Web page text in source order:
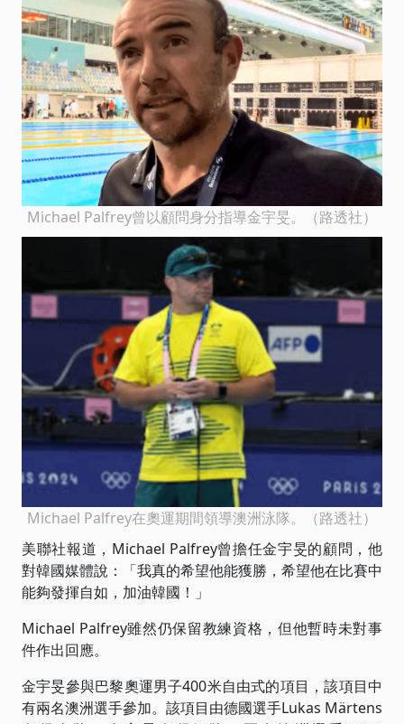
Michael Palfrey曾以顧問身分指導金宇旻。（路透社）
Michael Palfrey在奧運期間領導澳洲泳隊。（路透社）
美聯社報道，Michael Palfrey曾擔任金宇旻的顧問，他
對韓國媒體說：「我真的希望他能獲勝，希望他在比賽中
能夠發揮自如，加油韓國！」
Michael Palfrey雖然仍保留教練資格，但他暫時未對事
件作出回應。
金宇旻參與巴黎奧運男子400米自由式的項目，該項目中
有兩名澳洲選手參加。該項目由德國選手Lukas Märtens